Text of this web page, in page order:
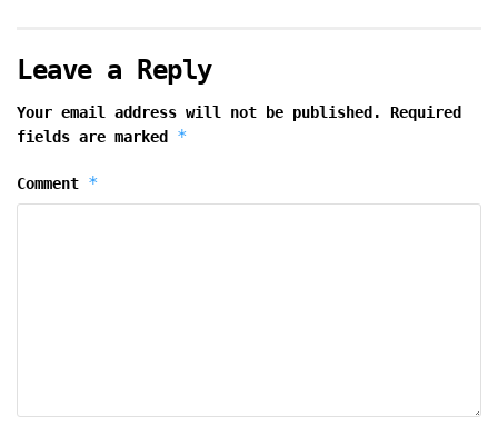
Leave a Reply
Your email address will not be published.
Required
fields are marked *
Comment *